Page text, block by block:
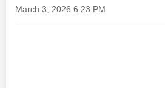
March 3, 2026 6:23 PM